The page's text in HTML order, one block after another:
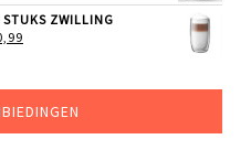
IS: ZWILLING